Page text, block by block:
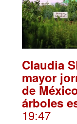
Claudia
mayor
de
árboles
19:47